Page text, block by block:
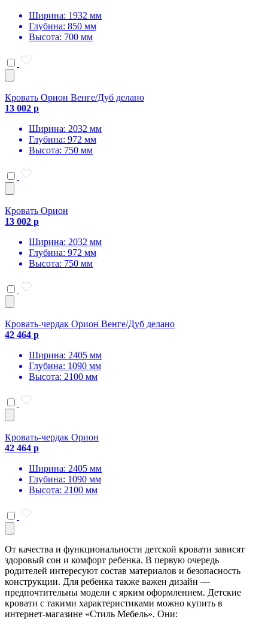
Ширина: 1932 мм
Глубина: 850 мм
Высота: 700 мм
Кровать Орион Венге/Дуб делано
13 002 р
Ширина: 2032 мм
Глубина: 972 мм
Высота: 750 мм
Кровать Орион
13 002 р
Ширина: 2032 мм
Глубина: 972 мм
Высота: 750 мм
Кровать-чердак Орион Венге/Дуб делано
42 464 р
Ширина: 2405 мм
Глубина: 1090 мм
Высота: 2100 мм
Кровать-чердак Орион
42 464 р
Ширина: 2405 мм
Глубина: 1090 мм
Высота: 2100 мм
От качества и функциональности детской кровати зависят
здоровый сон и комфорт ребенка. В первую очередь
родителей интересуют состав материалов и безопасность
конструкции. Для ребенка также важен дизайн —
предпочтительны модели с ярким оформлением. Детские
кровати с такими характеристиками можно купить в
интернет-магазине «Стиль Мебель». Они: